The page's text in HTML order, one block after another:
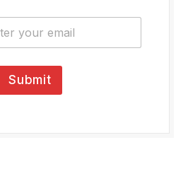
Submit